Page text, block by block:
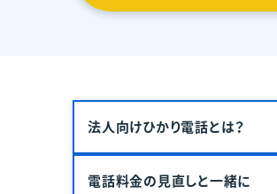
法人向けひかり電話とは？
電話料金の見直しと一緒に